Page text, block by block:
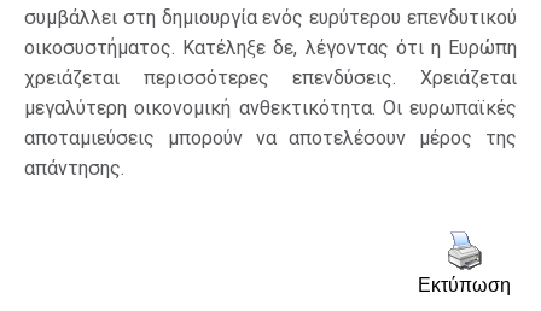
συμβάλλει στη δημιουργία ενός ευρύτερου επενδυτικού
οικοσυστήματος. Κατέληξε δε, λέγοντας ότι η Ευρώπη
χρειάζεται περισσότερες επενδύσεις. Χρειάζεται
μεγαλύτερη οικονομική ανθεκτικότητα. Οι ευρωπαϊκές
αποταμιεύσεις μπορούν να αποτελέσουν μέρος της
απάντησης.
Εκτύπωση